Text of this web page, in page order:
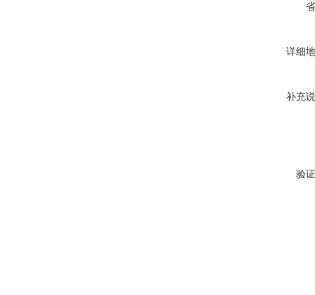
详细
补充
验